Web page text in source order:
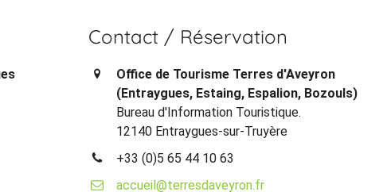
Contact / Réservation
Office de Tourisme Terres d'Aveyron
(Entraygues, Estaing, Espalion, Bozouls)
Bureau d'Information Touristique.
12140 Entraygues-sur-Truyère
+33 (0)5 65 44 10 63
accueil@terresdaveyron.fr